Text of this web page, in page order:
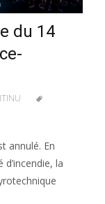
du 14
annulé. En
la